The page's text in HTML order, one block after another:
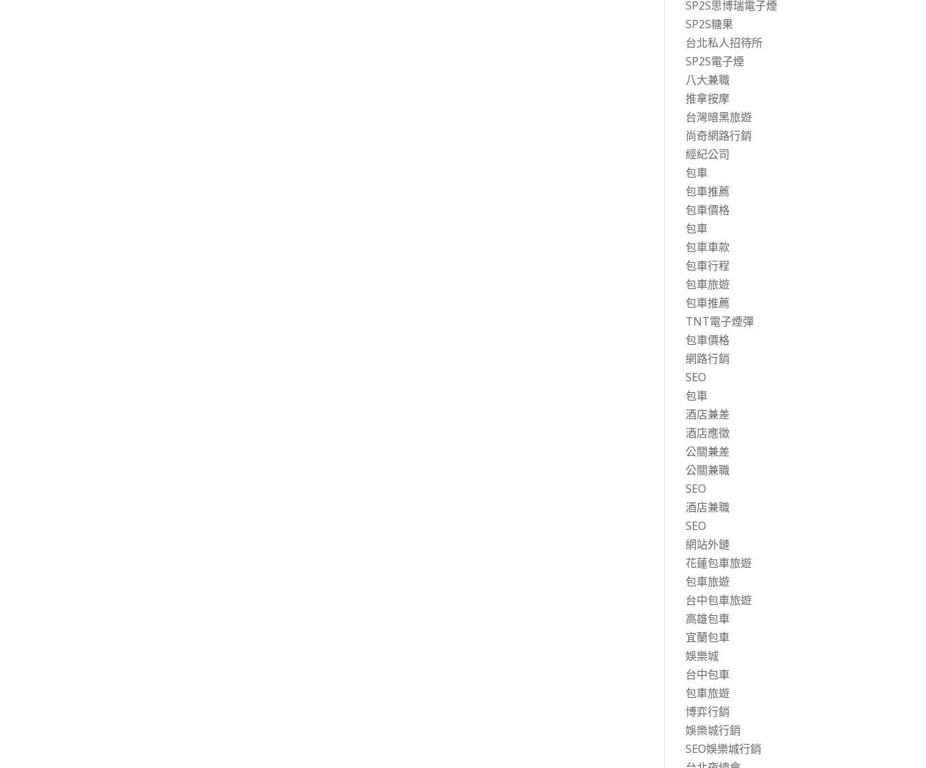
SP2S思博瑞電子煙
SP2S糖果
台北私人招待所
SP2S電子煙
八大兼職
推拿按摩
台灣暗黑旅遊
尚奇網路行銷
經紀公司
包車
包車推薦
包車價格
包車
包車車款
包車行程
包車旅遊
包車推薦
TNT電子煙彈
包車價格
網路行銷
SEO
包車
酒店兼差
酒店應徵
公關兼差
公關兼職
SEO
酒店兼職
SEO
網站外鏈
花蓮包車旅遊
包車旅遊
台中包車旅遊
高雄包車
宜蘭包車
娛樂城
台中包車
包車旅遊
博弈行銷
娛樂城行銷
SEO娛樂城行銷